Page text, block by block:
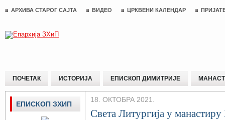
АРХИВА СТАРОГ САЈТА ВИДЕО ЦРКВЕНИ КАЛЕНДАР
ПОЧЕТАК ИСТОРИЈА ЕПИСКОП ДИМИТРИЈЕ
18. ОКТОБРА 2021.
Света Литургија у
ЕПИСКОП ЗХИП